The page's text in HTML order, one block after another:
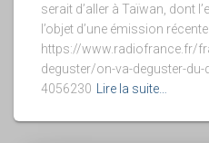
serait d’aller à Taïwan, dont
l’objet d’une émission
https://www.radiofrance.fr/
deguster/on-va-deguster-
4056230
Lire la suite…